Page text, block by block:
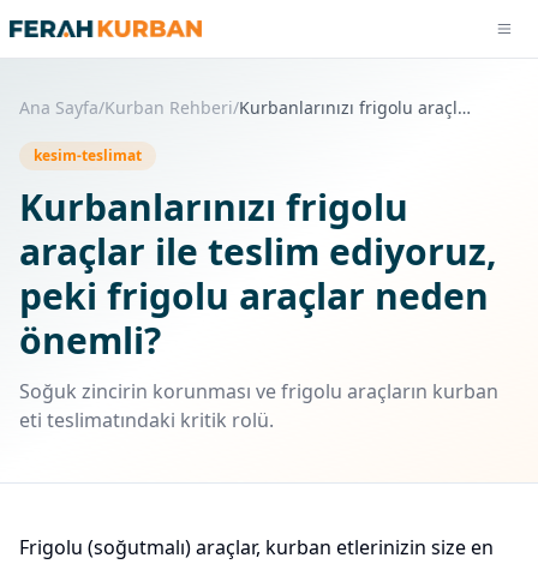
2026 Kurban Fiyatları
Sık Sorulan Sorular
Manevi İçerikler
Hakkımızda
Ana Sayfa/Kurban Rehberi/ Kurbanlarınızı frigolu araçlar ile teslim ediyoruz, peki frigolu araçlar neden önemli?
kesim-teslimat
Kurbanlarınızı frigolu
araçlar ile teslim ediyoruz,
peki frigolu araçlar neden
önemli?
Soğuk zincirin korunması ve frigolu araçların kurban
eti teslimatındaki kritik rolü.
Frigolu (soğutmalı) araçlar, kurban etlerinizin size en